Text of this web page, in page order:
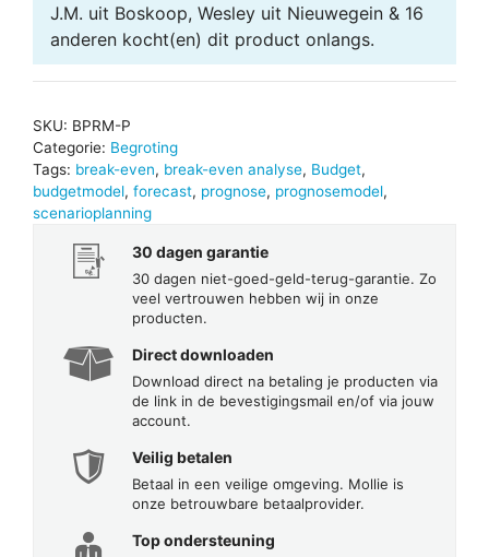
J.M. uit Boskoop, Wesley uit Nieuwegein & 16
anderen kocht(en) dit product onlangs.
SKU: BPRM-P
Categorie: Begroting
Tags: break-even, break-even analyse, Budget,
budgetmodel, forecast, prognose, prognosemodel,
scenarioplanning
30 dagen garantie
30 dagen niet-goed-geld-terug-garantie. Zo
veel vertrouwen hebben wij in onze
producten.
Direct downloaden
Download direct na betaling je producten via
de link in de bevestigingsmail en/of via jouw
account.
Veilig betalen
Betaal in een veilige omgeving. Mollie is
onze betrouwbare betaalprovider.
Top ondersteuning